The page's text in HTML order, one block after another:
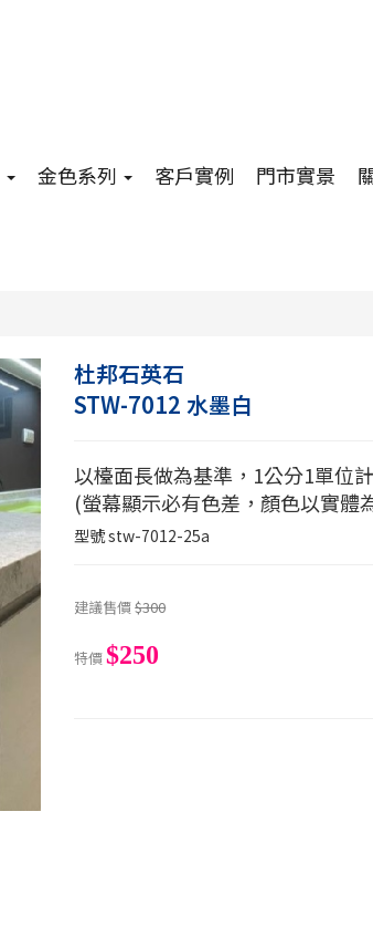
金色系列 客戶實例 門市實景
杜邦石英石
STW-7012 水墨白
以檯面長做為基準，1公分1單位
(螢幕顯示必有色差，顏色以實體
型號stw-7012-25a
建議售價$300
特價$250